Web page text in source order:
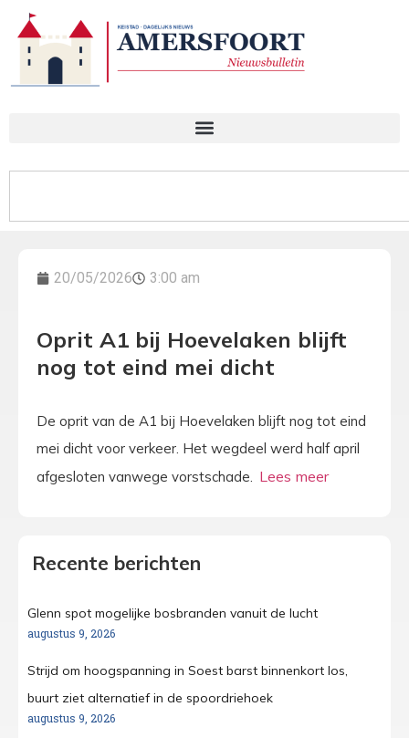
20/05/2026 3:00 am
Oprit A1 bij Hoevelaken blijft
nog tot eind mei dicht
De oprit van de A1 bij Hoevelaken blijft nog tot eind
mei dicht voor verkeer. Het wegdeel werd half april
afgesloten vanwege vorstschade.
Recente berichten
Glenn spot mogelijke bosbranden vanuit de lucht
augustus 9, 2026
Strijd om hoogspanning in Soest barst binnenkort los,
buurt ziet alternatief in de spoordriehoek
augustus 9, 2026